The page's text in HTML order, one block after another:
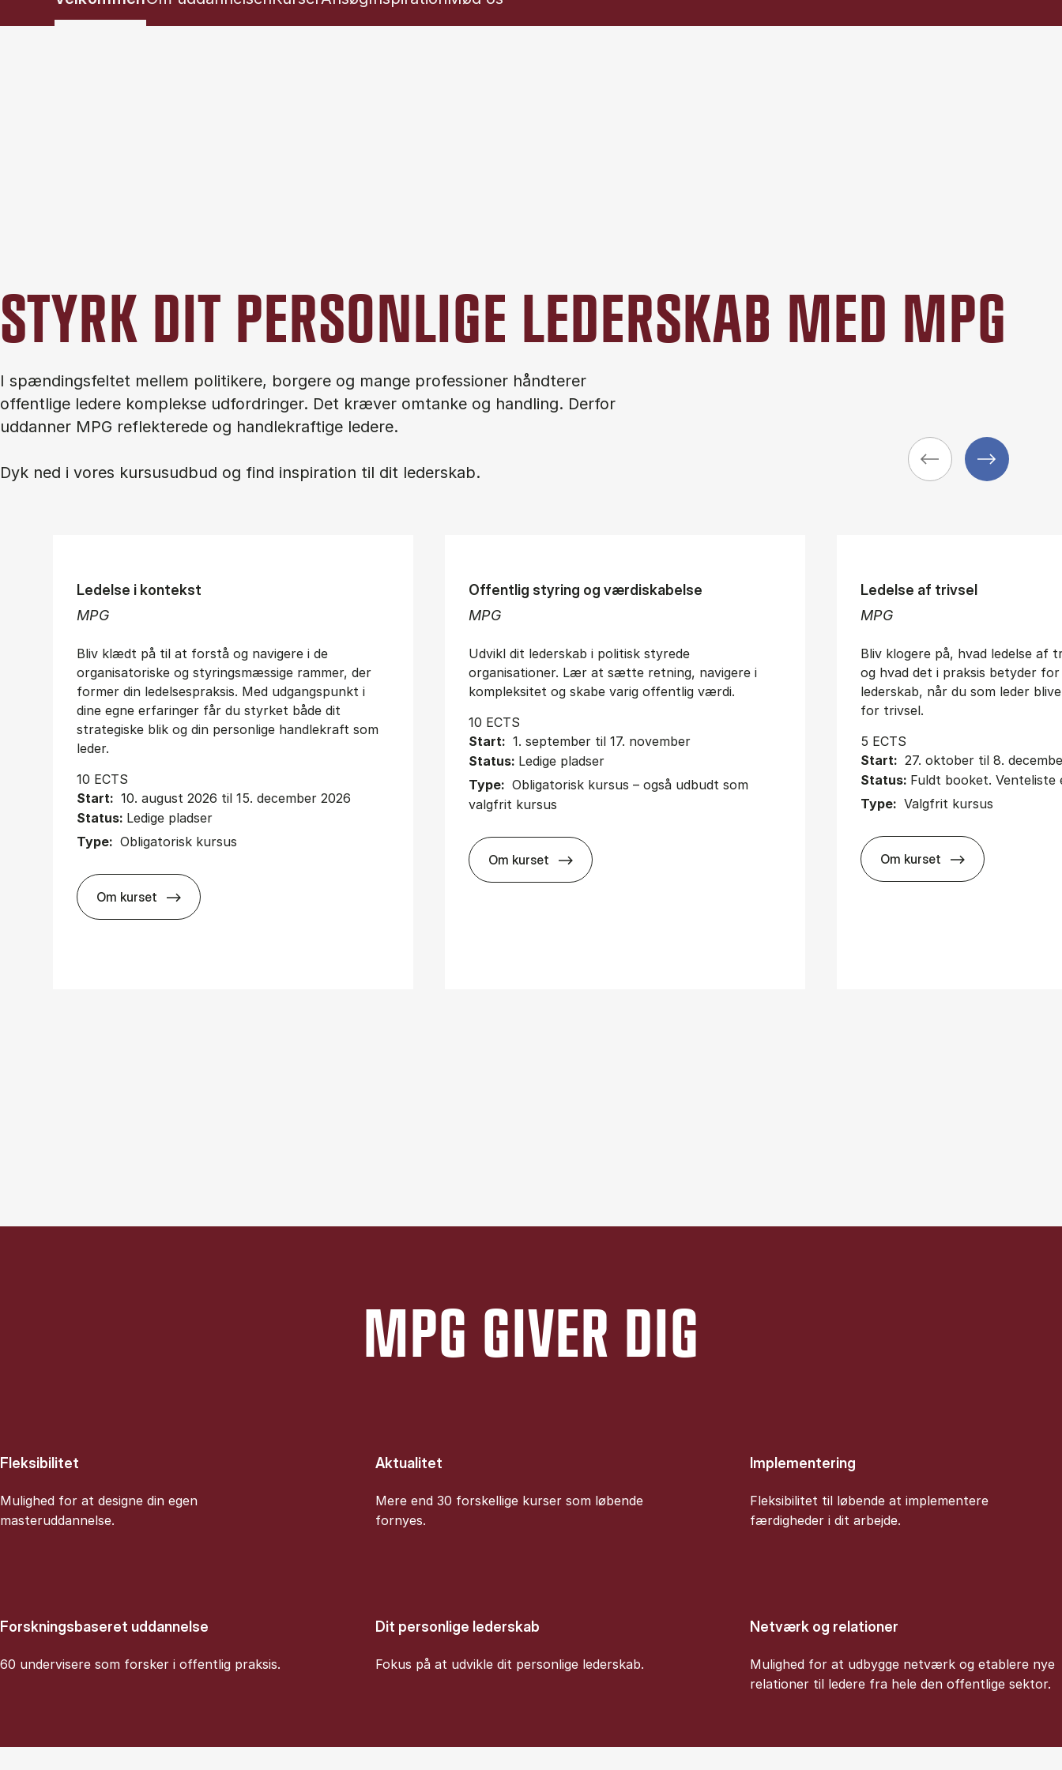
STYRK DIT PERSONLIGE LEDERSKAB MED MPG
I spændingsfeltet mellem politikere, borgere og mange professioner håndterer
offentlige ledere komplekse udfordringer. Det kræver omtanke og handling. Derfor
uddanner MPG reflekterede og handlekraftige ledere.
Dyk ned i vores kursusudbud og find inspiration til dit lederskab.
MPG
Ledelse i kontekst
Bliv klædt på til at forstå og navigere i de
organisatoriske og styringsmæssige rammer, der
former din ledelsespraksis. Med udgangspunkt i
dine egne erfaringer får du styrket både dit
strategiske blik og din personlige handlekraft som
leder.
10 ECTS
Start: 10. august 2026 til 15. december 2026
Status: Ledige pladser
Type: Obligatorisk kursus
Om kurset
MPG
Offentlig styring og værdiskabelse
Udvikl dit lederskab i politisk styrede
organisationer. Lær at sætte retning, navigere i
kompleksitet og skabe varig offentlig værdi.
10 ECTS
Start: 1. september til 17. november
Status: Ledige pladser
Type: Obligatorisk kursus – også udbudt som
valgfrit kursus
Om kurset
MPG
Ledelse af trivsel
Bliv klogere på, hvad ledelse af
og hvad det i praksis betyder
lederskab, når du som leder
for trivsel.
5 ECTS
Start: 27. oktober til 8.
Status: Fuldt booket. Venteliste
Type: Valgfrit kursus
Om kurset
MPG GIVER DIG
Fleksibilitet
Mulighed for at designe din egen
masteruddannelse.
Aktualitet
Mere end 30 forskellige kurser som løbende
fornyes.
Implementering
Fleksibilitet til løbende at implementere
færdigheder i dit arbejde.
Forskningsbaseret uddannelse
60 undervisere som forsker i offentlig praksis.
Dit personlige lederskab
Fokus på at udvikle dit personlige lederskab.
Netværk og relationer
Mulighed for at udbygge netværk og etablere nye
relationer til ledere fra hele den offentlige sektor.